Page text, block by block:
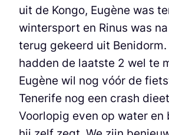
uit de Kongo, Eugène was
wintersport en Rinus was
terug gekeerd uit Benidorm.
hadden de laatste 2 wel te
Eugène wil nog vóór de
Tenerife nog een crash
Voorlopig even op water en